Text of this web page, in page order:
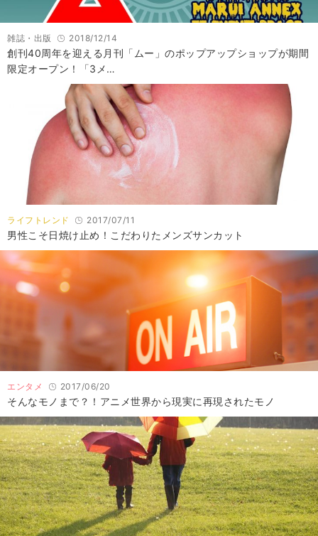
雑誌・出版 2018/12/14
創刊40周年を迎える月刊「ムー」のポップアップショップが期間
限定オープン！「3メ…
ライフトレンド 2017/07/11
男性こそ日焼け止め！こだわりたメンズサンカット
エンタメ 2017/06/20
そんなモノまで？！アニメ世界から現実に再現されたモノ